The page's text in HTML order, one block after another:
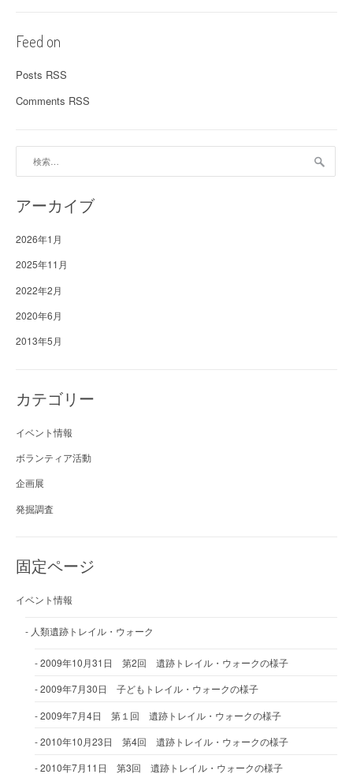
Feed on
Posts RSS
Comments RSS
アーカイブ
2026年1月
2025年11月
2022年2月
2020年6月
2013年5月
カテゴリー
イベント情報
ボランティア活動
企画展
発掘調査
固定ページ
イベント情報
人類遺跡トレイル・ウォーク
2009年10月31日 第2回 遺跡トレイル・ウォークの様子
2009年7月30日 子どもトレイル・ウォークの様子
2009年7月4日 第１回 遺跡トレイル・ウォークの様子
2010年10月23日 第4回 遺跡トレイル・ウォークの様子
2010年7月11日 第3回 遺跡トレイル・ウォークの様子